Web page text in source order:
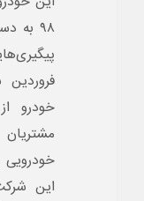
۹۸
خودرویی
این